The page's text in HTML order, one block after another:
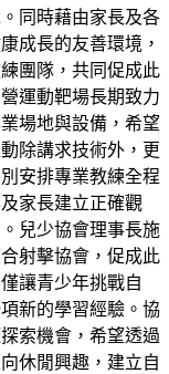
同時藉由家長及各
成長的友善環境，
團隊，共同促成此
運動靶場長期致力
場地與設備，希望
除講求技術外，更
安排專業教練全程
家長建立正確觀
兒少協會理事長施
射擊協會，促成此
讓青少年挑戰自
新的學習經驗。協
索機會，希望透過
休閒興趣，建立自